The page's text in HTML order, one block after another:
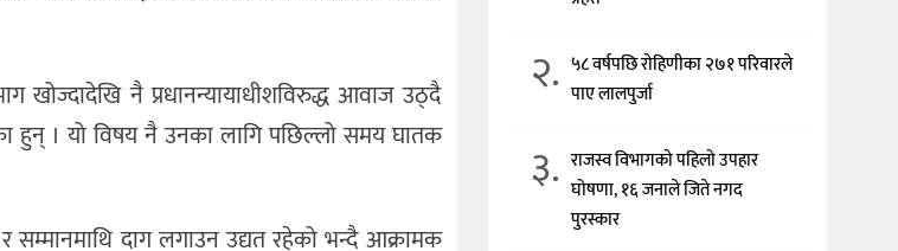
खोज्दादेखि नै प्रधानन्यायाधीशविरुद्ध आवाज उठ्दै
हुन् । यो विषय नै उनका लागि पछिल्लो समय घातक
र सम्मानमाथि दाग लगाउन उद्यत रहेको भन्दै आक्रामक
२. ५८ वर्षपछि रोहिणीका २७१ परिवारले
पाए लालपुर्जा
३. राजस्व विभागको पहिलो उपहार
घोषणा, १६ जनाले जिते नगद
पुरस्कार